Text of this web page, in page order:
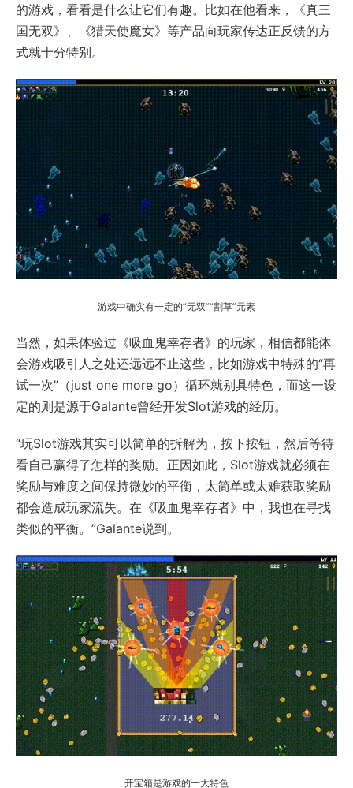
的游戏，看看是什么让它们有趣。比如在他看来，《真三
国无双》、《猎天使魔女》等产品向玩家传达正反馈的方
式就十分特别。
游戏中确实有一定的“无双”“割草”元素
当然，如果体验过《吸血鬼幸存者》的玩家，相信都能体
会游戏吸引人之处还远远不止这些，比如游戏中特殊的“再
试一次”（just one more go）循环就别具特色，而这一设
定的则是源于Galante曾经开发Slot游戏的经历。
“玩Slot游戏其实可以简单的拆解为，按下按钮，然后等待
看自己赢得了怎样的奖励。正因如此，Slot游戏就必须在
奖励与难度之间保持微妙的平衡，太简单或太难获取奖励
都会造成玩家流失。在《吸血鬼幸存者》中，我也在寻找
类似的平衡。”Galante说到。
开宝箱是游戏的一大特色